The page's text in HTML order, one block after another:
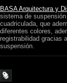
BASA Arquitectura y
sistema de
cuadriculada, que
diferentes colores,
registrabilidad gracias
suspensión.